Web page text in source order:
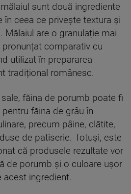
sunt două ingrediente
în ceea ce privește textura și
Mălaiul are o granulație mai
comparativ cu
utilizat în prepararea
tradițional românesc.
făina de porumb poate fi
făina de grâu în
precum pâine, clătite,
de patiserie. Totuși, este
că produsele rezultate vor
de porumb și o culoare ușor
acest ingredient.